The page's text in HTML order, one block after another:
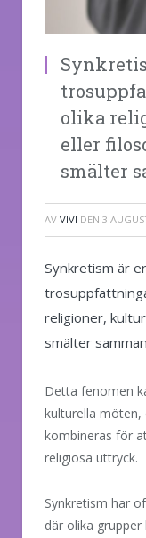
olika
eller
smälter
AV VIVI DEN 3
Synkretism är
religioner,
smälter
Detta fenomen
kulturella möten,
kombineras för
religiösa uttryck.
Synkretism har
där olika